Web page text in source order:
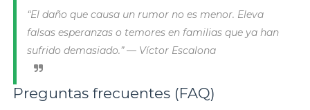
“El daño que causa un rumor no es menor. Eleva
falsas esperanzas o temores en familias que ya han
sufrido demasiado.” — Víctor Escalona
Preguntas frecuentes (FAQ)